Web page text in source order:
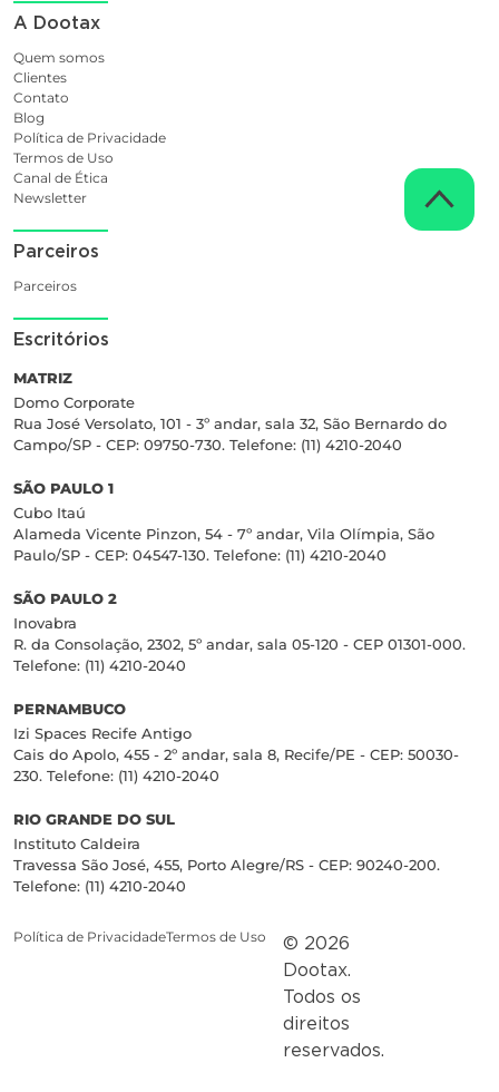
A Dootax
Quem somos
Clientes
Contato
Blog
Política de Privacidade
Termos de Uso
Canal de Ética
Newsletter
Parceiros
Parceiros
Escritórios
MATRIZ
Domo Corporate
Rua José Versolato, 101 - 3º andar, sala 32, São Bernardo do
Campo/SP - CEP: 09750-730. Telefone: (11) 4210-2040
SÃO PAULO 1
Cubo Itaú
Alameda Vicente Pinzon, 54 - 7º andar, Vila Olímpia, São
Paulo/SP - CEP: 04547-130. Telefone: (11) 4210-2040
SÃO PAULO 2
Inovabra
R. da Consolação, 2302, 5º andar, sala 05-120 - CEP 01301-000.
Telefone: (11) 4210-2040
PERNAMBUCO
Izi Spaces Recife Antigo
Cais do Apolo, 455 - 2º andar, sala 8, Recife/PE - CEP: 50030-
230. Telefone: (11) 4210-2040
RIO GRANDE DO SUL
Instituto Caldeira
Travessa São José, 455, Porto Alegre/RS - CEP: 90240-200.
Telefone: (11) 4210-2040
Política de PrivacidadeTermos de Uso
© 2026
Dootax.
Todos os
direitos
reservados.